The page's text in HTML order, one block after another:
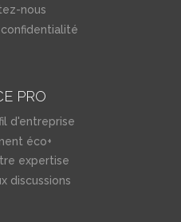
nous
confidentialité
PRO
d'entreprise
éco+
expertise
discussions